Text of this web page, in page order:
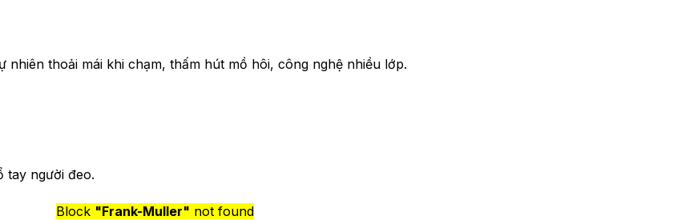
thoải mái khi chạm, thấm hút mồ hôi, công nghệ nhiều lớp.
tay người đeo.
Block "Frank-Muller" not found